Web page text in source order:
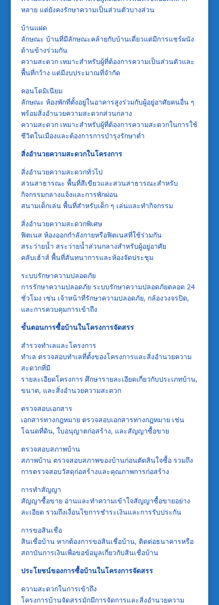
หลาย แต่ยังคงรักษาความเป็นส่วนตัวบางส่วน
บ้านแฝด
ลักษณะ บ้านที่มีลักษณะคล้ายกับบ้านเดี่ยวแต่มีการแชร์ผนัง
ด้านข้างร่วมกัน
ความสะดวก เหมาะสำหรับผู้ที่ต้องการความเป็นส่วนตัวและ
พื้นที่กว้าง แต่มีงบประมาณที่จำกัด
คอนโดมิเนียม
ลักษณะ ห้องพักที่ตั้งอยู่ในอาคารสูงร่วมกับผู้อยู่อาศัยคนอื่น ๆ
พร้อมสิ่งอำนวยความสะดวกส่วนกลาง
ความสะดวก เหมาะสำหรับผู้ที่ต้องการความสะดวกในการใช้
ชีวิตในเมืองและต้องการการบำรุงรักษาต่ำ
สิ่งอำนวยความสะดวกในโครงการ
สิ่งอำนวยความสะดวกทั่วไป
สวนสาธารณะ พื้นที่สีเขียวและสวนสาธารณะสำหรับ
กิจกรรมกลางแจ้งและการพักผ่อน
สนามเด็กเล่น พื้นที่สำหรับเด็ก ๆ เล่นและทำกิจกรรม
สิ่งอำนวยความสะดวกพิเศษ
ฟิตเนส ห้องออกกำลังกายหรือฟิตเนสที่ใช้ร่วมกัน
สระว่ายน้ำ สระว่ายน้ำส่วนกลางสำหรับผู้อยู่อาศัย
คลับเฮ้าส์ พื้นที่สันทนาการและห้องจัดประชุม
ระบบรักษาความปลอดภัย
การรักษาความปลอดภัย ระบบรักษาความปลอดภัยตลอด 24
ชั่วโมง เช่น เจ้าหน้าที่รักษาความปลอดภัย, กล้องวงจรปิด,
และการควบคุมการเข้าถึง
ขั้นตอนการซื้อบ้านในโครงการจัดสรร
สำรวจทำเลและโครงการ
ทำเล ตรวจสอบทำเลที่ตั้งของโครงการและสิ่งอำนวยความ
สะดวกที่มี
รายละเอียดโครงการ ศึกษารายละเอียดเกี่ยวกับประเภทบ้าน,
ขนาด, และสิ่งอำนวยความสะดวก
ตรวจสอบเอกสาร
เอกสารทางกฎหมาย ตรวจสอบเอกสารทางกฎหมาย เช่น
โฉนดที่ดิน, ใบอนุญาตก่อสร้าง, และสัญญาซื้อขาย
ตรวจสอบสภาพบ้าน
สภาพบ้าน ตรวจสอบสภาพของบ้านก่อนตัดสินใจซื้อ รวมถึง
การตรวจสอบวัสดุก่อสร้างและคุณภาพการก่อสร้าง
การทำสัญญา
สัญญาซื้อขาย อ่านและทำความเข้าใจสัญญาซื้อขายอย่าง
ละเอียด รวมถึงเงื่อนไขการชำระเงินและการรับประกัน
การขอสินเชื่อ
สินเชื่อบ้าน หากต้องการขอสินเชื่อบ้าน, ติดต่อธนาคารหรือ
สถาบันการเงินเพื่อขอข้อมูลเกี่ยวกับสินเชื่อบ้าน
ประโยชน์ของการซื้อบ้านในโครงการจัดสรร
ความสะดวกในการเข้าถึง
โครงการบ้านจัดสรรมักมีการจัดการและสิ่งอำนวยความ